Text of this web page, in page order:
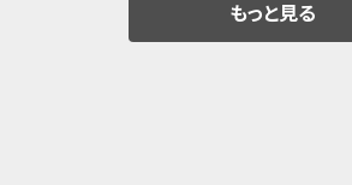
もっと見る